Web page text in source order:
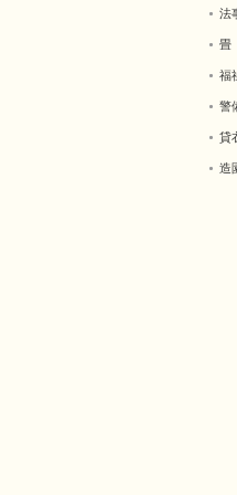
法
畳
福
警
貸
造